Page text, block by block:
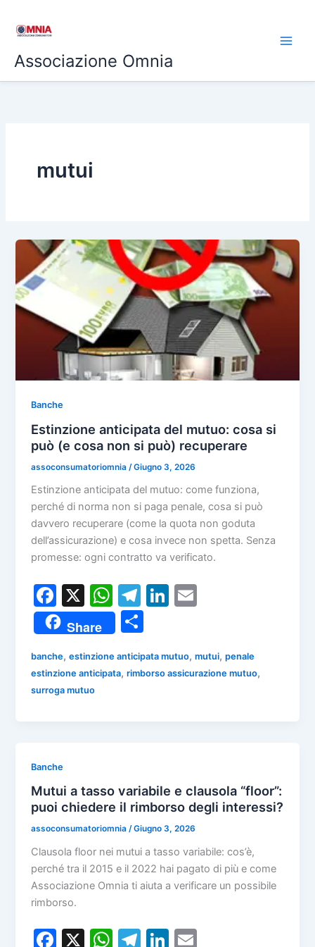
Associazione Omnia
mutui
Banche
Estinzione anticipata del mutuo: cosa si
può (e cosa non si può) recuperare
assoconsumatoriomnia /Giugno 3, 2026
Estinzione anticipata del mutuo: come funziona,
perché di norma non si paga penale, cosa si può
davvero recuperare (come la quota non goduta
dell’assicurazione) e cosa invece non spetta. Senza
promesse: ogni contratto va verificato.
F
a
c
e
b
X
W
h
at
s
A
T
el
e
gr
a
Li
e
dI
l
Share
n
banche,estinzione anticipata mutuo,mutui,penale
estinzione anticipata,rimborso assicurazione mutuo,
surroga mutuo
Banche
Mutui a tasso variabile e clausola “floor”:
puoi chiedere il rimborso degli interessi?
assoconsumatoriomnia/Giugno 3, 2026
Clausola floor nei mutui a tasso variabile: cos’è,
perché tra il 2015 e il 2022 hai pagato di più e come
Associazione Omnia ti aiuta a verificare un possibile
rimborso.
F
X
W T
Li